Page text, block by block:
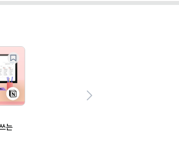
는